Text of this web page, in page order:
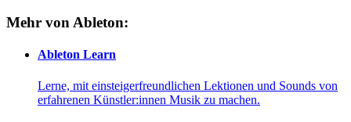
Mehr von Ableton:
Ableton Learn
Lerne, mit einsteigerfreundlichen Lektionen und Sounds von
erfahrenen Künstler:innen Musik zu machen.